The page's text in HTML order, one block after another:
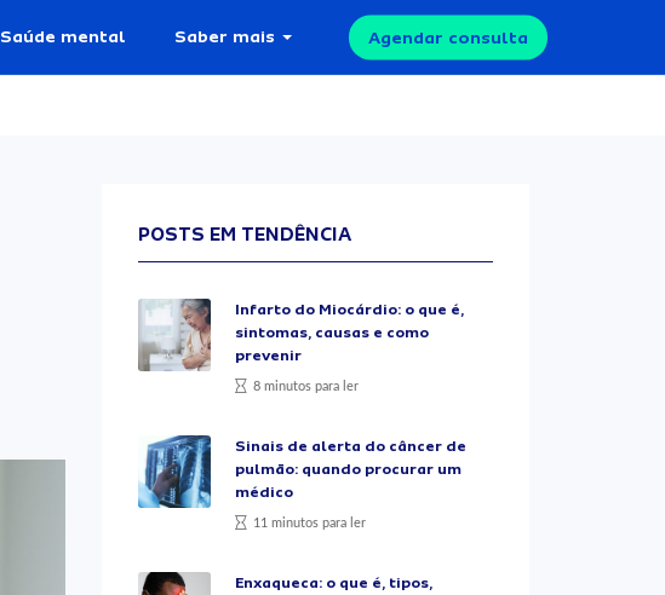
Saúde mental Saber mais Agendar consulta
POSTS EM TENDÊNCIA
Infarto do Miocárdio: o que é,
sintomas, causas e como
prevenir
8 minutos para ler
Sinais de alerta do câncer de
pulmão: quando procurar um
médico
11 minutos para ler
Enxaqueca: o que é, tipos,